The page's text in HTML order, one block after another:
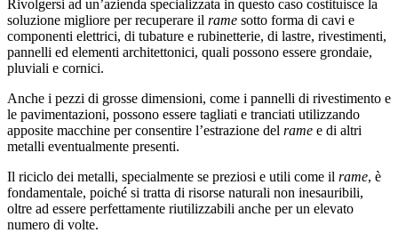
Rivolgersi ad un’azienda specializzata in questo caso costituisce la
soluzione migliore per recuperare il rame sotto forma di cavi e
componenti elettrici, di tubature e rubinetterie, di lastre, rivestimenti,
pannelli ed elementi architettonici, quali possono essere grondaie,
pluviali e cornici.
Anche i pezzi di grosse dimensioni, come i pannelli di rivestimento e
le pavimentazioni, possono essere tagliati e tranciati utilizzando
apposite macchine per consentire l’estrazione del rame e di altri
metalli eventualmente presenti.
Il riciclo dei metalli, specialmente se preziosi e utili come il rame, è
fondamentale, poiché si tratta di risorse naturali non inesauribili,
oltre ad essere perfettamente riutilizzabili anche per un elevato
numero di volte.